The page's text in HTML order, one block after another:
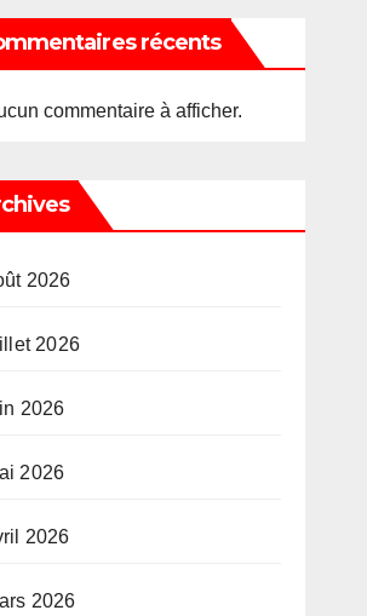
récents
commentaire à afficher.
2026
2026
2026
2026
2026
2026